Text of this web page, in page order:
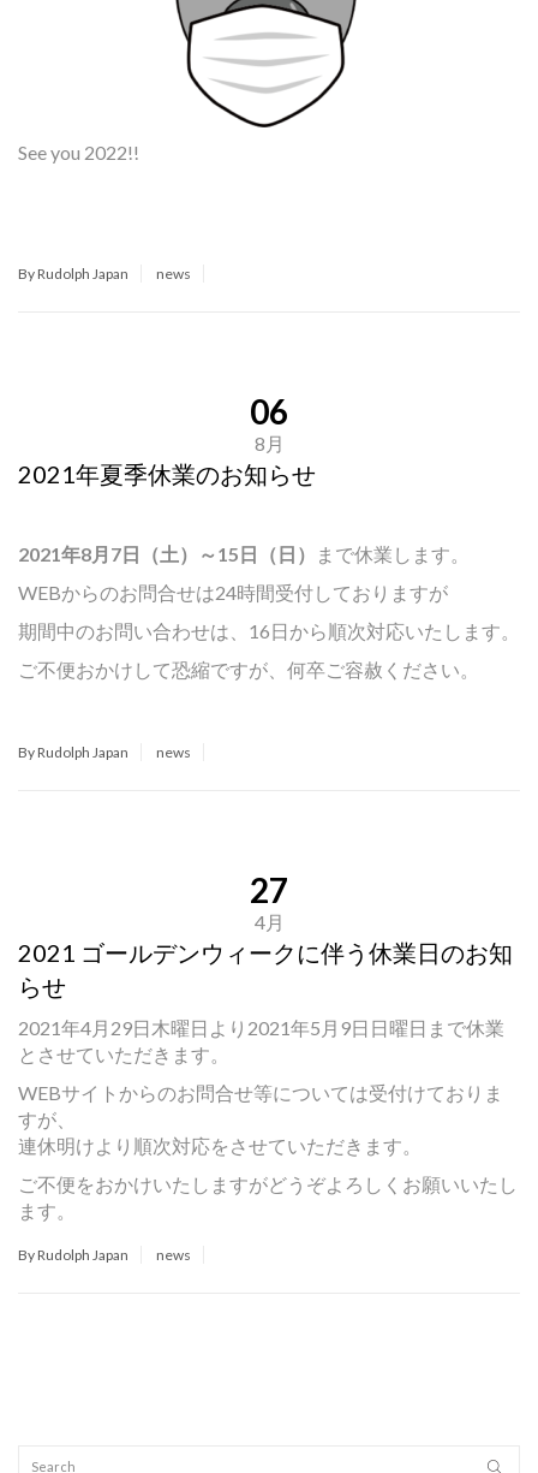
See you 2022!!
By Rudolph Japan news
06
8月
2021年夏季休業のお知らせ
2021年8月7日（土）～15日（日）
まで休業します。
WEBからのお問合せは24時間受付しておりますが
期間中のお問い合わせは、16日から順次対応いたします。
ご不便おかけして恐縮ですが、何卒ご容赦ください。
By Rudolph Japan news
27
4月
2021 ゴールデンウィークに伴う休業日のお知
らせ
2021年4月29日木曜日より2021年5月9日日曜日まで休業
とさせていただきます。
WEBサイトからのお問合せ等については受付けておりま
すが、
連休明けより順次対応をさせていただきます。
ご不便をおかけいたしますがどうぞよろしくお願いいたし
ます。
By Rudolph Japan news